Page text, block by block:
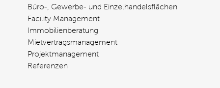
Büro-, Gewerbe- und Einzelhandelsflächen
Facility Management
Immobilienberatung
Mietvertragsmanagement
Projektmanagement
Referenzen